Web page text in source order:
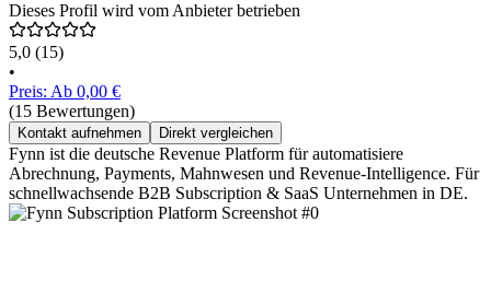
Dieses Profil wird vom Anbieter betrieben
5,0 (15)
•
Preis: Ab 0,00 €
(15 Bewertungen)
Kontakt aufnehmen Direkt vergleichen
Fynn ist die deutsche Revenue Platform für automatisiere
Abrechnung, Payments, Mahnwesen und Revenue-Intelligence. Für
schnellwachsende B2B Subscription & SaaS Unternehmen in DE.